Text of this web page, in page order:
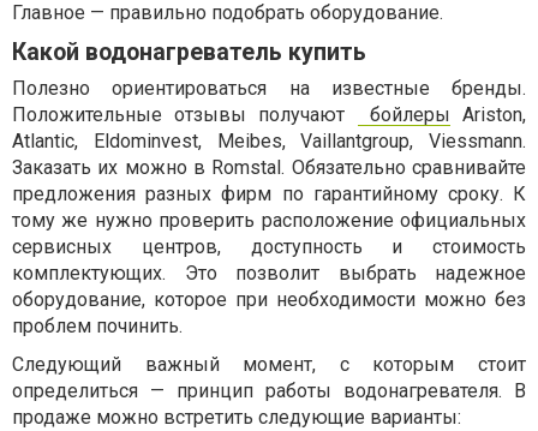
Главное — правильно подобрать оборудование.
Какой водонагреватель купить
Полезно ориентироваться на известные бренды.
Положительные отзывы получают
бойлеры Ariston,
Atlantic, Eldominvest, Meibes, Vaillantgroup, Viessmann.
Заказать их можно в Romstal. Обязательно сравнивайте
предложения разных фирм по гарантийному сроку. К
тому же нужно проверить расположение официальных
сервисных центров, доступность и стоимость
комплектующих. Это позволит выбрать надежное
оборудование, которое при необходимости можно без
проблем починить.
Следующий важный момент, с которым стоит
определиться — принцип работы водонагревателя. В
продаже можно встретить следующие варианты: